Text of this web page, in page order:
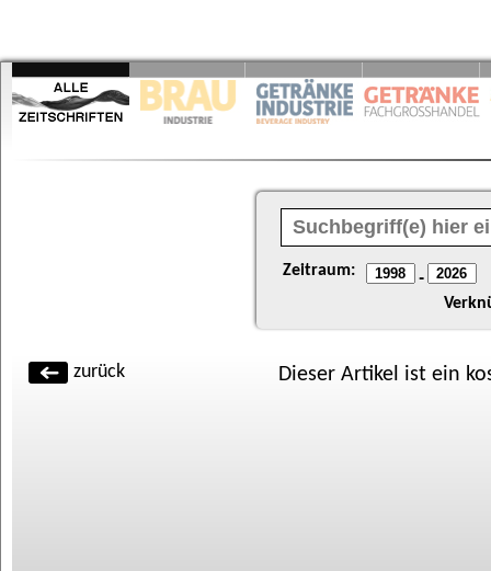
Zeitraum: -
zurück Dieser Artikel ist ein